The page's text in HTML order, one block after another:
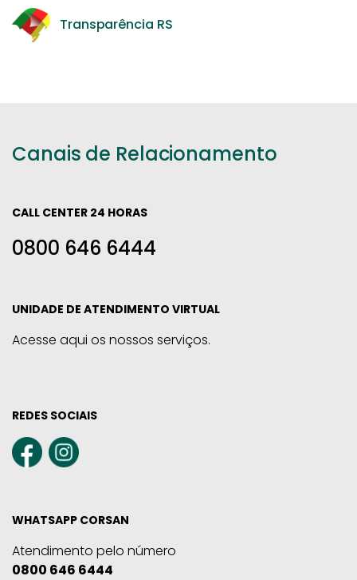
Transparência RS
Canais de Relacionamento
CALL CENTER 24 HORAS
0800 646 6444
UNIDADE DE ATENDIMENTO VIRTUAL
Acesse aqui os nossos serviços.
REDES SOCIAIS
WHATSAPP CORSAN
Atendimento pelo número
0800 646 6444